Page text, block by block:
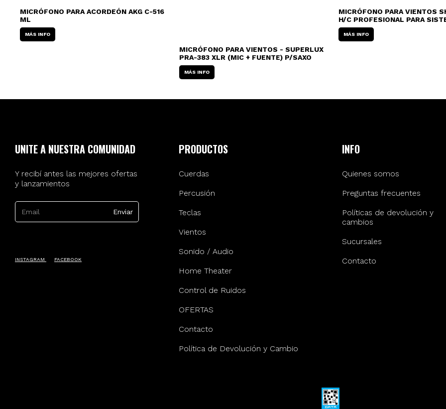
MICRÓFONO PARA ACORDEÓN AKG C-516
ML
MÁS INFO
MICRÓFONO PARA VIENTOS - SUPERLUX
PRA-383 XLR (MIC + FUENTE) P/SAXO
MÁS INFO
MICRÓFONO PARA VIENTOS
H/C PROFESIONAL PARA
INALAMBRICOS
MÁS INFO
UNITE A NUESTRA COMUNIDAD
Y recibí antes las mejores ofertas
y lanzamientos
INSTAGRAM FACEBOOK
PRODUCTOS
Cuerdas
Percusión
Teclas
Vientos
Sonido / Audio
Home Theater
Control de Ruidos
OFERTAS
Contacto
Política de Devolución y Cambio
INFO
Quienes somos
Preguntas frecuentes
Políticas de devolución y
cambios
Sucursales
Contacto